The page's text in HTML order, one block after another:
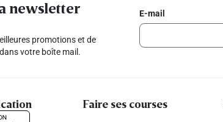
newsletter
promotions et de
votre boîte mail.
E-mail
Faire ses courses